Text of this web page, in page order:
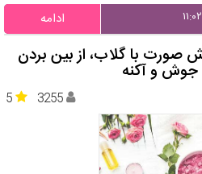
ادامه
صورت با گلاب، از بین بردن
و آکنه
5 3255